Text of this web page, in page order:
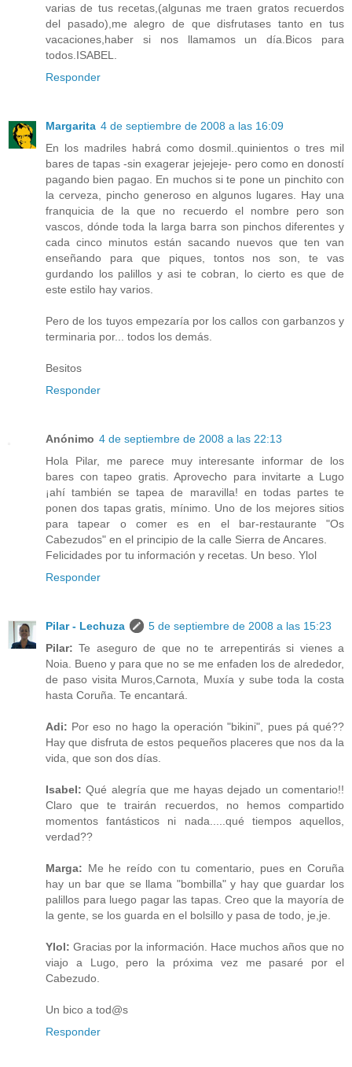
varias de tus recetas,(algunas me traen gratos recuerdos
del pasado),me alegro de que disfrutases tanto en tus
vacaciones,haber si nos llamamos un día.Bicos para
todos.ISABEL.
Responder
Margarita 4 de septiembre de 2008 a las 16:09
En los madriles habrá como dosmil..quinientos o tres mil
bares de tapas -sin exagerar jejejeje- pero como en doností
pagando bien pagao. En muchos si te pone un pinchito con
la cerveza, pincho generoso en algunos lugares. Hay una
franquicia de la que no recuerdo el nombre pero son
vascos, dónde toda la larga barra son pinchos diferentes y
cada cinco minutos están sacando nuevos que ten van
enseñando para que piques, tontos nos son, te vas
gurdando los palillos y asi te cobran, lo cierto es que de
este estilo hay varios.
Pero de los tuyos empezaría por los callos con garbanzos y
terminaria por... todos los demás.
Besitos
Responder
Anónimo 4 de septiembre de 2008 a las 22:13
Hola Pilar, me parece muy interesante informar de los
bares con tapeo gratis. Aprovecho para invitarte a Lugo
¡ahí también se tapea de maravilla! en todas partes te
ponen dos tapas gratis, mínimo. Uno de los mejores sitios
para tapear o comer es en el bar-restaurante "Os
Cabezudos" en el principio de la calle Sierra de Ancares.
Felicidades por tu información y recetas. Un beso. Ylol
Responder
Pilar - Lechuza
5 de septiembre de 2008 a las 15:23
Pilar: Te aseguro de que no te arrepentirás si vienes a
Noia. Bueno y para que no se me enfaden los de alrededor,
de paso visita Muros,Carnota, Muxía y sube toda la costa
hasta Coruña. Te encantará.
Adi: Por eso no hago la operación "bikini", pues pá qué??
Hay que disfruta de estos pequeños placeres que nos da la
vida, que son dos días.
Isabel: Qué alegría que me hayas dejado un comentario!!
Claro que te trairán recuerdos, no hemos compartido
momentos fantásticos ni nada.....qué tiempos aquellos,
verdad??
Marga: Me he reído con tu comentario, pues en Coruña
hay un bar que se llama "bombilla" y hay que guardar los
palillos para luego pagar las tapas. Creo que la mayoría de
la gente, se los guarda en el bolsillo y pasa de todo, je,je.
Ylol: Gracias por la información. Hace muchos años que no
viajo a Lugo, pero la próxima vez me pasaré por el
Cabezudo.
Un bico a tod@s
Responder